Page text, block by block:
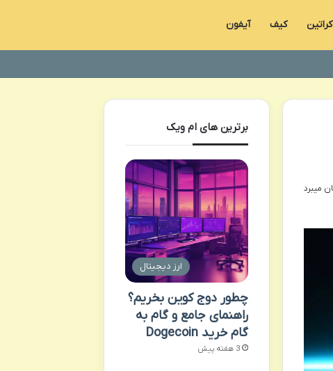
کراتین کیف آیفون
برترین های ام ویک
ارز دیجیتال
چطور دوج کوین بخریم؟
راهنمای جامع و گام به
گام خرید Dogecoin
3 هفته پیش